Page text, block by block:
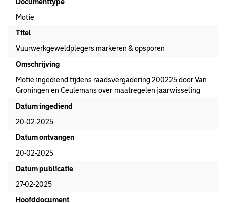
Motie
Titel
Vuurwerkgeweldplegers markeren & opsporen
Omschrijving
Motie ingediend tijdens raadsvergadering 200225 door Van
Groningen en Ceulemans over maatregelen jaarwisseling
Datum ingediend
20-02-2025
Datum ontvangen
20-02-2025
Datum publicatie
27-02-2025
Hoofddocument